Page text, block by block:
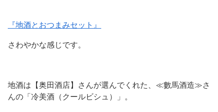
『地酒とおつまみセット』
さわやかな感じです。
地酒は【奥田酒店】さんが選んでくれた、≪數馬酒造≫さ
んの「冷美酒（クールビシュ）」。